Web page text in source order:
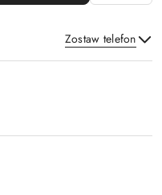
Zostaw telefon